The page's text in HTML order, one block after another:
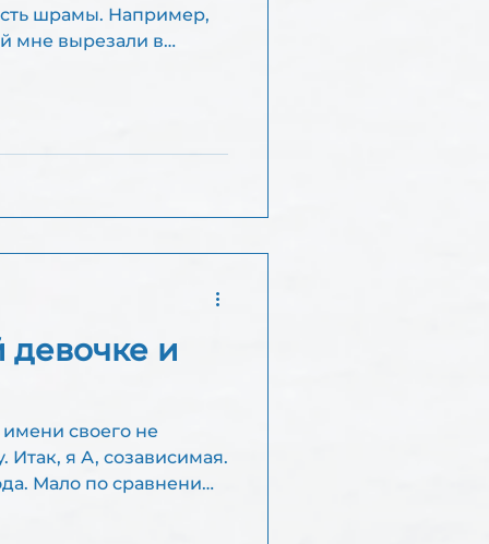
мне вырезали в
девочке и
своего не
Итак, я А, созависимая.
Мало по сравнению